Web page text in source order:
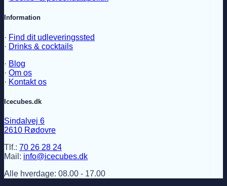
Information
· Find dit udleveringssted
· Drinks & cocktails
· Blog
· Om os
· Kontakt os
Icecubes.dk
Sindalvej 6
2610 Rødovre
Tlf.: 70 26 28 24
Mail: info@icecubes.dk
Alle hverdage: 08.00 - 17.00